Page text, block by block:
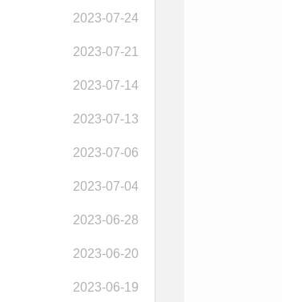
2023-07-24
2023-07-21
2023-07-14
2023-07-13
2023-07-06
2023-07-04
2023-06-28
2023-06-20
2023-06-19